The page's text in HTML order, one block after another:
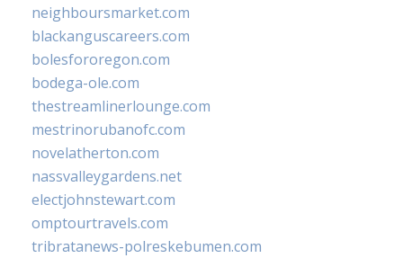
neighboursmarket.com
blackanguscareers.com
bolesfororegon.com
bodega-ole.com
thestreamlinerlounge.com
mestrinorubanofc.com
novelatherton.com
nassvalleygardens.net
electjohnstewart.com
omptourtravels.com
tribratanews-polreskebumen.com